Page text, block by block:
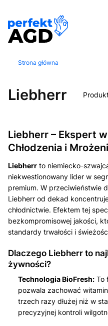
Strona główna
Liebherr
Liebherr – Ekspert
Chłodzenia i
Liebherr to niemiecko-
niekwestionowany lider w
premium. W przeciwieństwie
Liebherr od dekad
chłodnictwie. Efektem tej
bezkompromisowej jakości,
standardy trwałości i
Dlaczego Liebherr to
żywności?
Technologia BioFresh: To
pozwala zachować
trzech razy dłużej niż w
precyzyjnej kontroli